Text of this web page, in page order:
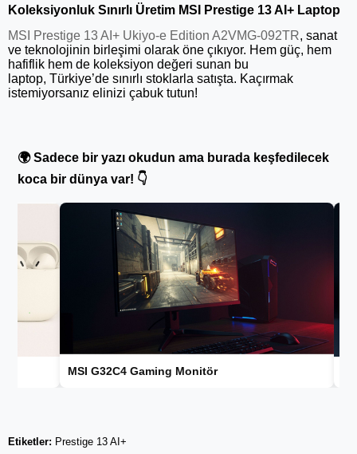
Koleksiyonluk Sınırlı Üretim MSI Prestige 13 AI+ Laptop
MSI Prestige 13 AI+ Ukiyo-e Edition A2VMG-092TR, sanat
ve teknolojinin birleşimi olarak öne çıkıyor. Hem güç, hem
hafiflik hem de koleksiyon değeri sunan bu
laptop, Türkiye’de sınırlı stoklarla satışta. Kaçırmak
istemiyorsanız elinizi çabuk tutun!
🌍 Sadece bir yazı okudun ama burada keşfedilecek
koca bir dünya var! 👇
Gaming Monitör
Etiketler: Prestige 13 AI+